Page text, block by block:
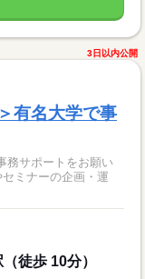
3日以内公開
有名大学で事
務サポートをお願い
ミナーの企画・運
徒歩 10分）